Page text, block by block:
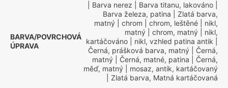
BARVA/POVRCHOVÁ
ÚPRAVA
| Barva nerez | Barva titanu, lakováno
Barva železa, patina | Zlatá barva,
matný | chrom | chrom, leštěné | nikl,
matný | chrom, matný | nikl,
kartáčováno | nikl, vzhled patina antik
Černá, prášková barva, matný | Černá,
matný | Černá, matné, patina | Černá,
měď, matný | mosaz, antik, kartáčovaný
| Zlatá barva, Matná kartáčovaná